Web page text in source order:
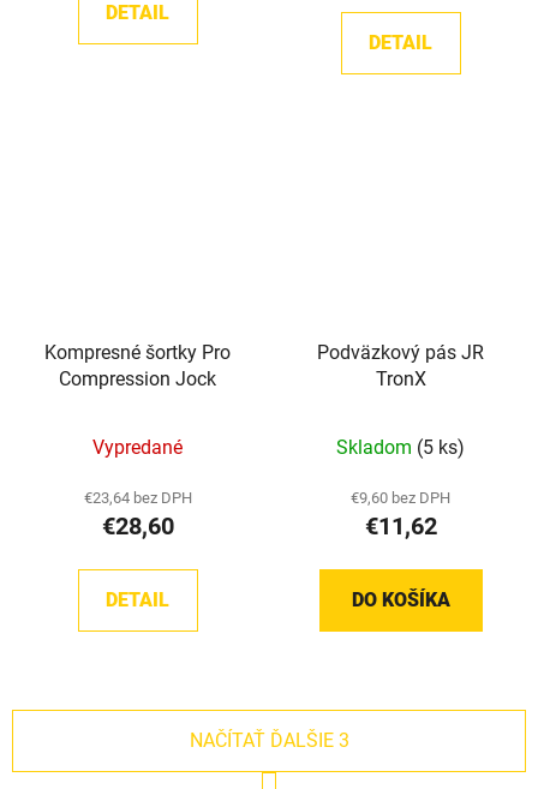
DETAIL
DETAIL
Kompresné šortky Pro
Compression Jock
Vypredané
€23,64 bez DPH
€28,60
DETAIL
Podväzkový pás JR
TronX
Skladom (5 ks)
€9,60 bez DPH
€11,62
DO KOŠÍKA
NAČÍTAŤ ĎALŠIE 3